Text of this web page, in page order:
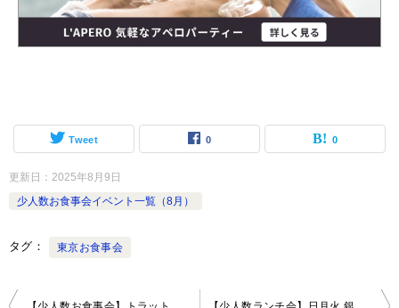
Tweet 0 0
更新日： 2025年8月9日
少人数お食事会イベント一覧（8月）
タグ 東京お食事会
投